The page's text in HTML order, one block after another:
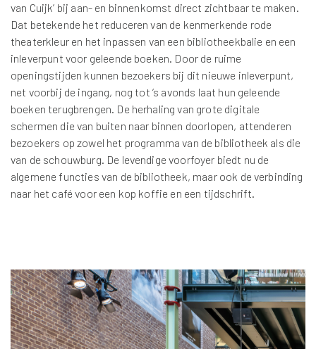
van Cuijk’ bij aan- en binnenkomst direct zichtbaar te maken.
Dat betekende het reduceren van de kenmerkende rode
theaterkleur en het inpassen van een bibliotheekbalie en een
inleverpunt voor geleende boeken. Door de ruime
openingstijden kunnen bezoekers bij dit nieuwe inleverpunt,
net voorbij de ingang, nog tot ’s avonds laat hun geleende
boeken terugbrengen. De herhaling van grote digitale
schermen die van buiten naar binnen doorlopen, attenderen
bezoekers op zowel het programma van de bibliotheek als die
van de schouwburg. De levendige voorfoyer biedt nu de
algemene functies van de bibliotheek, maar ook de verbinding
naar het café voor een kop koffie en een tijdschrift.